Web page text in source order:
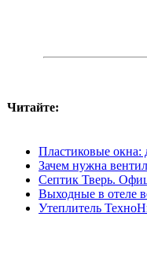
Читайте:
Пластиковые окна:
Зачем нужна
Септик Тверь.
Выходные в отеле
Утеплитель